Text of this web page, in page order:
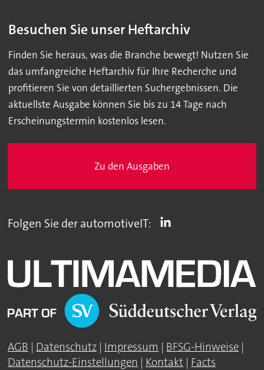
Besuchen Sie unser Heftarchiv
Finden Sie heraus, was die Branche bewegt! Nutzen Sie
das umfangreiche Heftarchiv für Ihre Recherche und
profitieren Sie von detaillierten Suchergebnissen. Die
aktuellste Ausgabe können Sie bis zu 14 Tage nach
Erscheinungstermin kostenlos lesen.
Zu den Ausgaben
Folgen Sie der automotiveIT:
AGB | Datenschutz | Impressum | BFSG-Hinweise |
Datenschutz-Einstellungen | Kontakt | Facts